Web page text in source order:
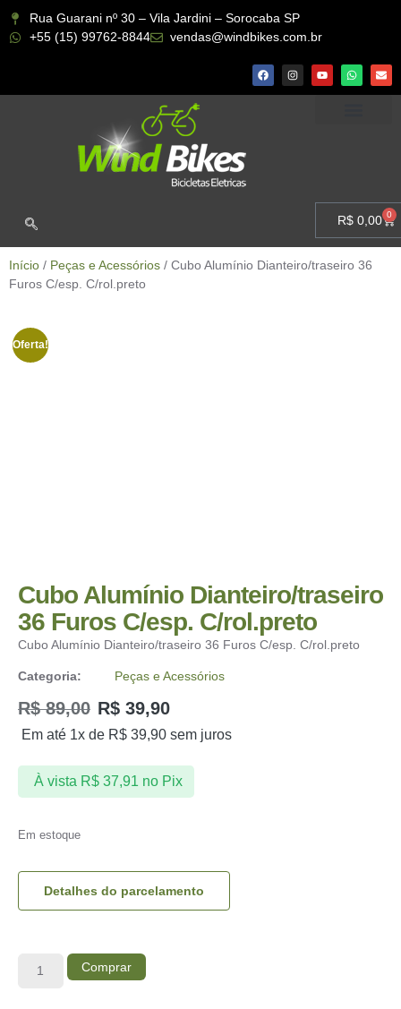
Rua Guarani nº 30 – Vila Jardini – Sorocaba SP
+55 (15) 99762-8844
vendas@windbikes.com.br
R$ 0,00 0
Início / Peças e Acessórios / Cubo Alumínio Dianteiro/traseiro 36
Furos C/esp. C/rol.preto
Oferta!
Cubo Alumínio Dianteiro/traseiro
36 Furos C/esp. C/rol.preto
Cubo Alumínio Dianteiro/traseiro 36 Furos C/esp. C/rol.preto
Categoria: Peças e Acessórios
R$89,00 R$ 39,90
Em até 1x de R$ 39,90 sem juros
À vista R$37,91 no Pix
Em estoque
Detalhes do parcelamento
Comprar